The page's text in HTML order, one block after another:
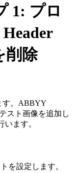
1: プロ
削除
す。ABBYY
スト画像を追加し
います。
を設定します。